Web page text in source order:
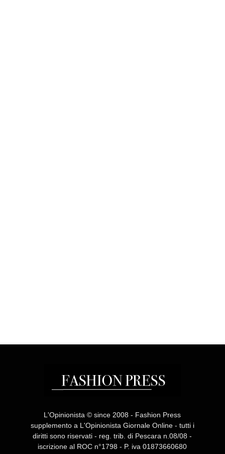
L'Opinionista © since 2008 - Fashion Press
supplemento a L'Opinionista Giornale Online - tutti i
diritti sono riservati - reg. trib. di Pescara n.08/08 -
iscrizione al ROC n°1798 - P. iva 01873660680